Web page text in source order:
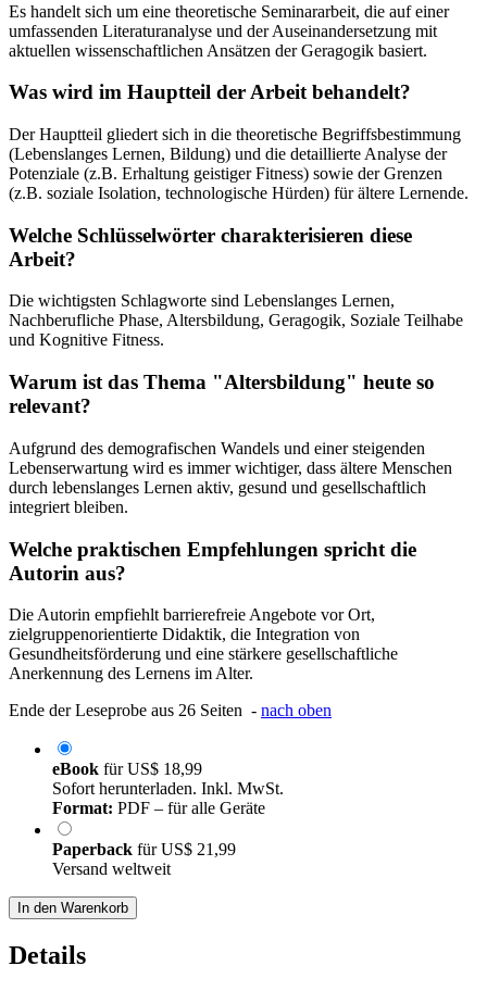
Es handelt sich um eine theoretische Seminararbeit, die auf einer
umfassenden Literaturanalyse und der Auseinandersetzung mit
aktuellen wissenschaftlichen Ansätzen der Geragogik basiert.
Was wird im Hauptteil der Arbeit behandelt?
Der Hauptteil gliedert sich in die theoretische Begriffsbestimmung
(Lebenslanges Lernen, Bildung) und die detaillierte Analyse der
Potenziale (z.B. Erhaltung geistiger Fitness) sowie der Grenzen
(z.B. soziale Isolation, technologische Hürden) für ältere Lernende.
Welche Schlüsselwörter charakterisieren diese
Arbeit?
Die wichtigsten Schlagworte sind Lebenslanges Lernen,
Nachberufliche Phase, Altersbildung, Geragogik, Soziale Teilhabe
und Kognitive Fitness.
Warum ist das Thema "Altersbildung" heute so
relevant?
Aufgrund des demografischen Wandels und einer steigenden
Lebenserwartung wird es immer wichtiger, dass ältere Menschen
durch lebenslanges Lernen aktiv, gesund und gesellschaftlich
integriert bleiben.
Welche praktischen Empfehlungen spricht die
Autorin aus?
Die Autorin empfiehlt barrierefreie Angebote vor Ort,
zielgruppenorientierte Didaktik, die Integration von
Gesundheitsförderung und eine stärkere gesellschaftliche
Anerkennung des Lernens im Alter.
Ende der Leseprobe aus 26 Seiten - nach oben
eBook fürUS$ 18,99
Sofort herunterladen. Inkl. MwSt.
Format: PDF – für alle Geräte
Paperback fürUS$ 21,99
Versand weltweit
In den Warenkorb
Details